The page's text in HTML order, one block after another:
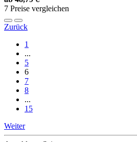
7 Preise vergleichen
Zurück
1
...
5
6
7
8
...
15
Weiter